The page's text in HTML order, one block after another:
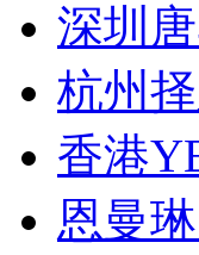
深圳
杭州
香港
恩曼